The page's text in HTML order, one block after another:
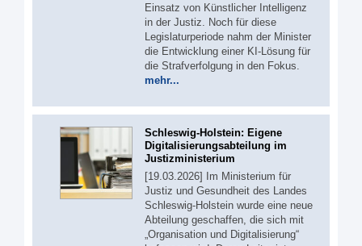
Einsatz von Künstlicher Intelligenz
in der Justiz. Noch für diese
Legislaturperiode nahm der Minister
die Entwicklung einer KI-Lösung für
die Strafverfolgung in den Fokus.
mehr...
Schleswig-Holstein: Eigene
Digitalisierungsabteilung im
Justizministerium
[19.03.2026] Im Ministerium für
Justiz und Gesundheit des Landes
Schleswig-Holstein wurde eine neue
Abteilung geschaffen, die sich mit
„Organisation und Digitalisierung“